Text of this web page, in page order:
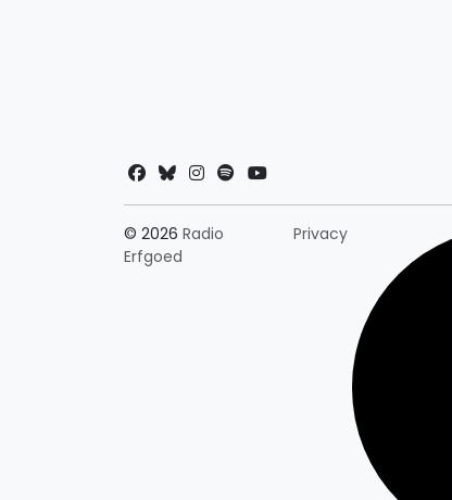
© 2026 Radio
Erfgoed
PrivacyLandkeuze